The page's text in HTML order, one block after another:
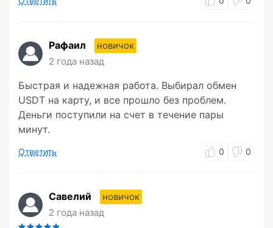
Рафаил
новичок
2 года назад
Быстрая и надежная работа. Выбирал обмен
USDT на карту, и все прошло без проблем.
Деньги поступили на счет в течение пары
минут.
Ответить 0 0
Савелий
новичок
2 года назад